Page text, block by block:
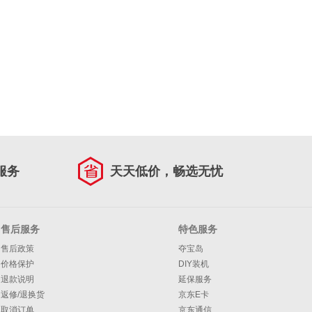
务 天天低价，畅选无忧
售后服务
售后政策
价格保护
退款说明
返修/退换货
取消订单
特色服务
夺宝岛
DIY装机
延保服务
京东E卡
京东通信